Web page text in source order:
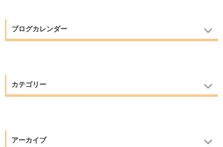
ブログカレンダー
カテゴリー
アーカイブ